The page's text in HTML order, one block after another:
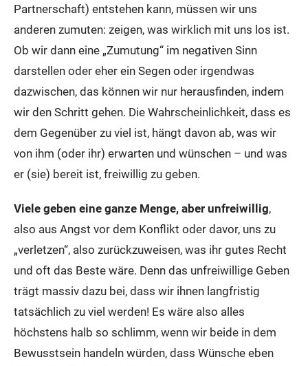
Partnerschaft) entstehen kann, müssen wir uns
anderen zumuten: zeigen, was wirklich mit uns los ist.
Ob wir dann eine „Zumutung“ im negativen Sinn
darstellen oder eher ein Segen oder irgendwas
dazwischen, das können wir nur herausfinden, indem
wir den Schritt gehen. Die Wahrscheinlichkeit, dass es
dem Gegenüber zu viel ist, hängt davon ab, was wir
von ihm (oder ihr) erwarten und wünschen – und was
er (sie) bereit ist, freiwillig zu geben.
Viele geben eine ganze Menge, aber unfreiwillig,
also aus Angst vor dem Konflikt oder davor, uns zu
„verletzen“, also zurückzuweisen, was ihr gutes Recht
und oft das Beste wäre. Denn das unfreiwillige Geben
trägt massiv dazu bei, dass wir ihnen langfristig
tatsächlich zu viel werden! Es wäre also alles
höchstens halb so schlimm, wenn wir beide in dem
Bewusstsein handeln würden, dass Wünsche eben